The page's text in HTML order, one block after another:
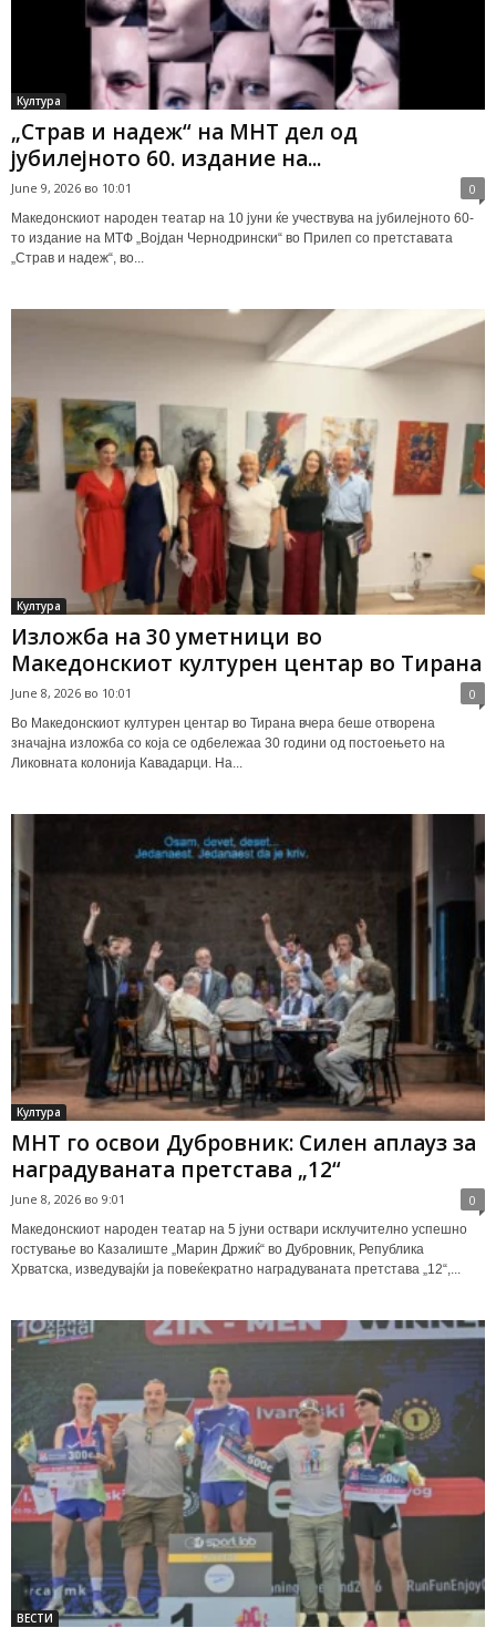
Култура
„Страв и надеж“ на МНТ дел од
јубилејното 60. издание на...
June 9, 2026 во 10:01 0
Македонскиот народен театар на 10 јуни ќе учествува на јубилејното 60-
то издание на МТФ „Војдан Чернодрински“ во Прилеп со претставата
„Страв и надеж“, во...
Култура
Изложба на 30 уметници во
Македонскиот културен центар во Тирана
June 8, 2026 во 10:01 0
Во Македонскиот културен центар во Тирана вчера беше отворена
значајна изложба со која се одбележаа 30 години од постоењето на
Ликовната колонија Кавадарци. На...
Култура
МНТ го освои Дубровник: Силен аплауз за
наградуваната претстава „12“
June 8, 2026 во 9:01 0
Македонскиот народен театар на 5 јуни оствари исклучително успешно
гостување во Казалиште „Марин Држиќ“ во Дубровник, Република
Хрватска, изведувајќи ја повеќекратно наградуваната претстава „12“,...
ВЕСТИ